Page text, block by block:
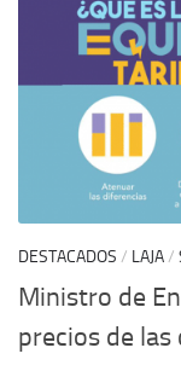
DESTACADOS / LAJA/
Ministro de
precios de las